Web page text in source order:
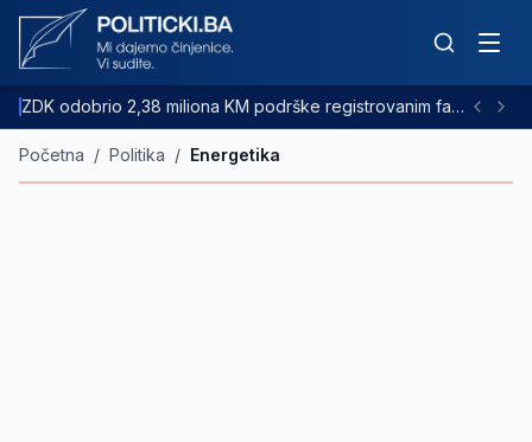
ZDK odobrio 2,38 miliona KM podrške registrovanim farmama goveda
Početna / Politika / Energetika